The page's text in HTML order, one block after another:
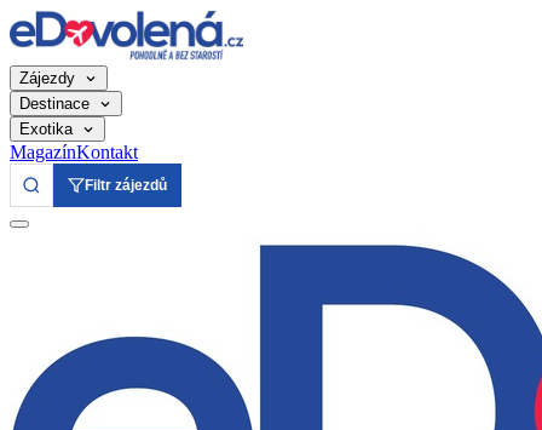
Zájezdy
Destinace
Exotika
MagazínKontakt
Filtr zájezdů